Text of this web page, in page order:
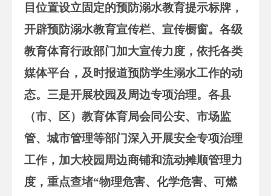
目位置设立固定的预防溺水教育提示标牌，
开辟预防溺水教育宣传栏、宣传橱窗。各级
教育体育行政部门加大宣传力度，依托各类
媒体平台，及时报道预防学生溺水工作的动
态。 三是开展校园及周边专项治理。各县
（市、区）教育体育局会同公安、市场监
管、城市管理等部门深入开展安全专项治理
工作，加大校园周边商铺和流动摊顺管理力
度，重点查堵“物理危害、化学危害、可燃